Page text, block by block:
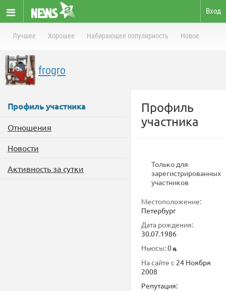
Вход
Лучшее Хорошее Набирающее популярность Новое
frogro
Профиль участника
Отношения
Новости
Активность за сутки
Профиль
участника
Только для
зарегистрированных
участников
Местоположение:
Петербург
Дата рождения:
30.07.1986
Ньюсы:0
На сайте с 24 Ноября
2008
Репутация: